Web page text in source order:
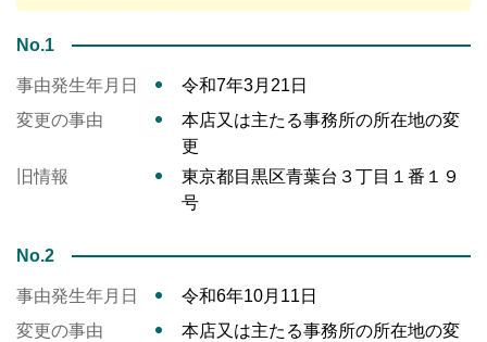
No.1
事由発生年月日
令和7年3月21日
変更の事由
本店又は主たる事務所の所在地の変
更
旧情報
東京都目黒区青葉台３丁目１番１９
号
No.2
事由発生年月日
令和6年10月11日
変更の事由
本店又は主たる事務所の所在地の変